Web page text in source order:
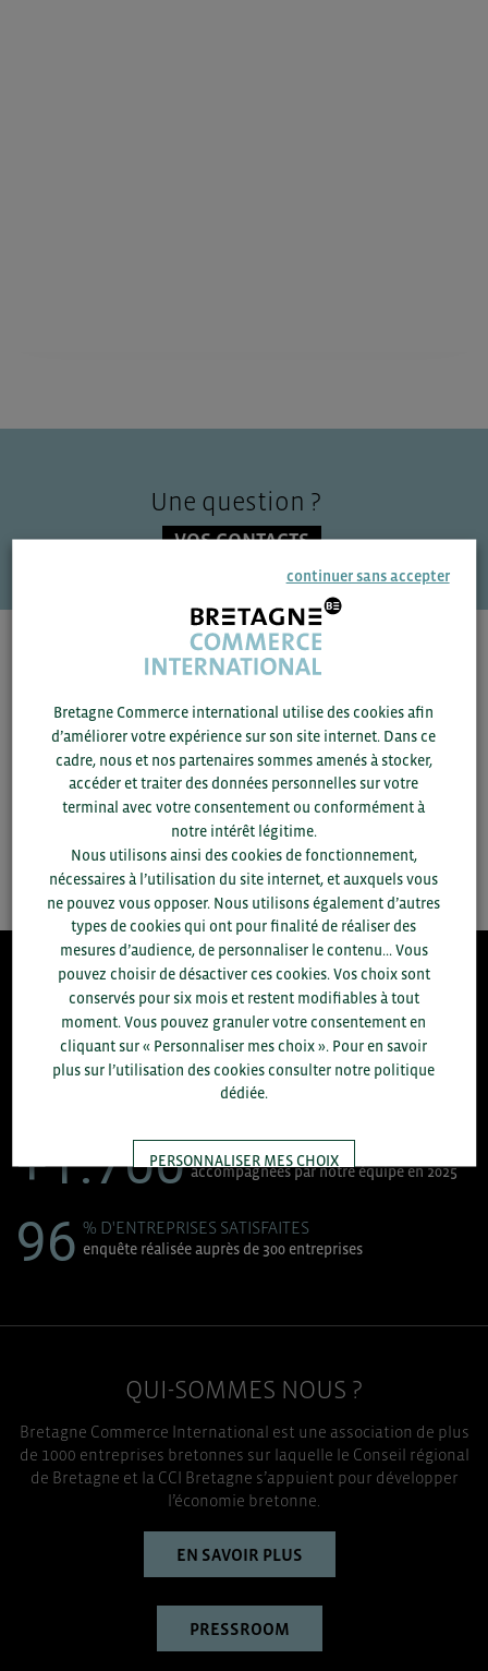
Une question ?
VOS CONTACTS
Pour voir les contacts, merci de renseigner votre
département et votre secteur ou connectez-vous.
SAUVEGARDER
8.300
ACCOMPAGNEMENTS RÉALISÉS EN 2025
développement commercial, conseils réglementaires, réunions
+1.700 accompagnées par notre équipe en 2025
96 % D'ENTREPRISES SATISFAITES
enquête réalisée auprès de 300 entreprises
QUI-SOMMES NOUS ?
Bretagne Commerce International est une association de plus
de 1000 entreprises bretonnes sur laquelle le Conseil régional
de Bretagne et la CCI Bretagne s’appuient pour développer
l’économie bretonne.
EN SAVOIR PLUS
PRESSROOM
continuer sans accepter
Bretagne Commerce international utilise des cookies afin
d’améliorer votre expérience sur son site internet. Dans ce
cadre, nous et nos partenaires sommes amenés à stocker,
accéder et traiter des données personnelles sur votre
terminal avec votre consentement ou conformément à
notre intérêt légitime.
Nous utilisons ainsi des cookies de fonctionnement,
nécessaires à l’utilisation du site internet, et auxquels vous
ne pouvez vous opposer. Nous utilisons également d’autres
types de cookies qui ont pour finalité de réaliser des
mesures d’audience, de personnaliser le contenu... Vous
pouvez choisir de désactiver ces cookies. Vos choix sont
conservés pour six mois et restent modifiables à tout
moment. Vous pouvez granuler votre consentement en
cliquant sur « Personnaliser mes choix ». Pour en savoir
plus sur l’utilisation des cookies consulter notre politique
dédiée.
PERSONNALISER MES CHOIX
TOUT ACCEPTER